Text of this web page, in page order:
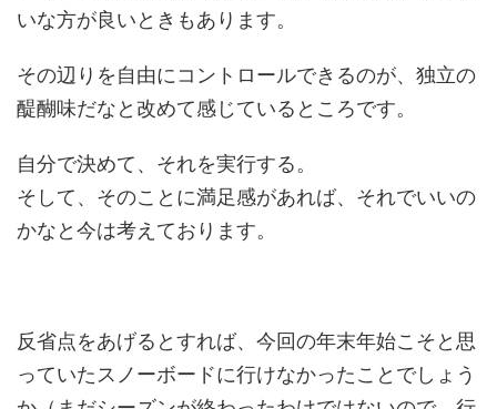
いな方が良いときもあります。
その辺りを自由にコントロールできるのが、独立の
醍醐味だなと改めて感じているところです。
自分で決めて、それを実行する。
そして、そのことに満足感があれば、それでいいの
かなと今は考えております。
反省点をあげるとすれば、今回の年末年始こそと思
っていたスノーボードに行けなかったことでしょう